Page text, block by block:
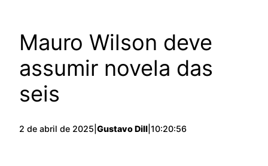
Mauro Wilson deve
assumir novela das
seis
2 de abril de 2025 Gustavo Dill 10:20:56